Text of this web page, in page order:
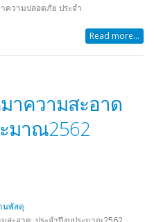
ความปลอดภัย ประจำ
Read more...
าความสะอาด
มาณ2562
นพัสดุ
สะอาด ประจำปีงบประมาณ2562